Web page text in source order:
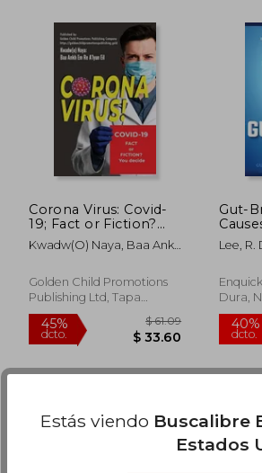
dcto. $ 33.76
Corona Virus: Covid-
19; Fact or Fiction?
You decide (en Inglés)
Kwadw(o) Naya, Baa Ankh
Golden Child Promotions
Publishing Ltd, Tapa
Blanda, Nuevo
Gut-
to
Body
Lee, R.
Dura,
Estás viendo Buscalibre
Estados